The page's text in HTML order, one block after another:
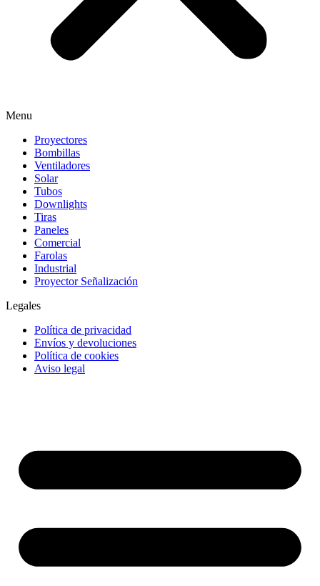
Menu
Proyectores
Bombillas
Ventiladores
Solar
Tubos
Downlights
Tiras
Paneles
Comercial
Farolas
Industrial
Proyector Señalización
Legales
Política de privacidad
Envíos y devoluciones
Política de cookies
Aviso legal